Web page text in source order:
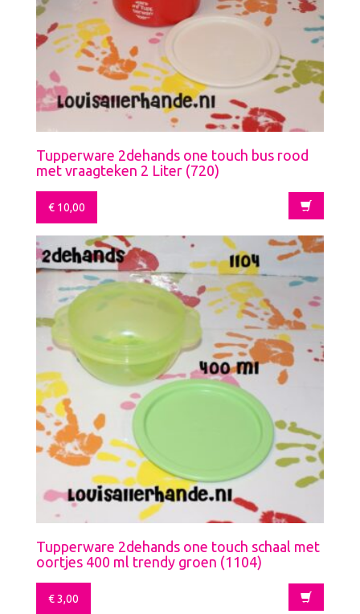
Tupperware 2dehands one touch bus rood
met vraagteken 2 Liter (720)
€ 10,00
Tupperware 2dehands one touch schaal met
oortjes 400 ml trendy groen (1104)
€3,00